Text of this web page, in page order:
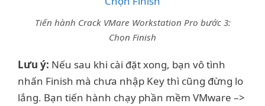
Tiến hành Crack VMare Workstation Pro bước 3:
Chọn Finish
Lưu ý: Nếu sau khi cài đặt xong, bạn vô tình
nhấn Finish mà chưa nhập Key thì cũng đừng lo
lắng. Bạn tiến hành chạy phần mềm VMware –>